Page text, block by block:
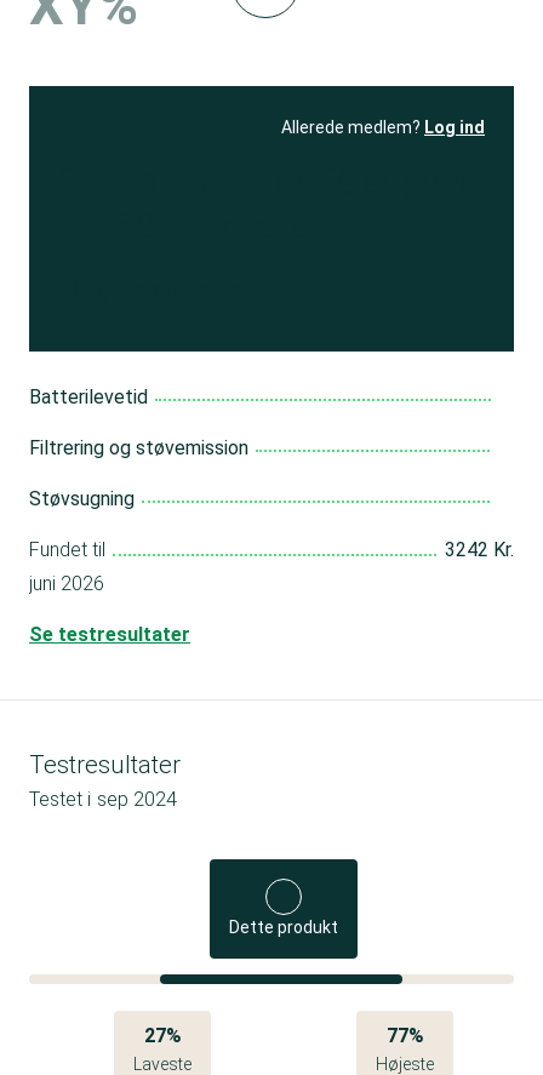
Allerede medlem? Log ind
Batterilevetid
Filtrering og støvemission
Støvsugning
Fundet til
3242 Kr.
juni 2026
Se testresultater
Testresultater
Testet i sep 2024
Dette produkt
27%
Laveste
77%
Højeste